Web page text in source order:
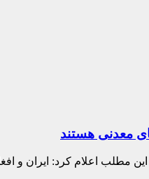
معدنی هستند
مطلب اعلام کرد: ایران و